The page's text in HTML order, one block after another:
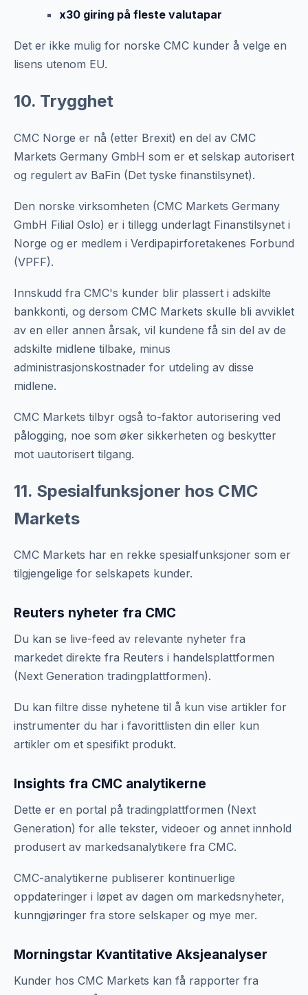
x30 giring på fleste valutapar
Det er ikke mulig for norske CMC kunder å velge en
lisens utenom EU.
10. Trygghet
CMC Norge er nå (etter Brexit) en del av CMC
Markets Germany GmbH som er et selskap autorisert
og regulert av BaFin (Det tyske finanstilsynet).
Den norske virksomheten (CMC Markets Germany
GmbH Filial Oslo) er i tillegg underlagt Finanstilsynet i
Norge og er medlem i Verdipapirforetakenes Forbund
(VPFF).
Innskudd fra CMC's kunder blir plassert i adskilte
bankkonti, og dersom CMC Markets skulle bli avviklet
av en eller annen årsak, vil kundene få sin del av de
adskilte midlene tilbake, minus
administrasjonskostnader for utdeling av disse
midlene.
CMC Markets tilbyr også to-faktor autorisering ved
pålogging, noe som øker sikkerheten og beskytter
mot uautorisert tilgang.
11. Spesialfunksjoner hos CMC
Markets
CMC Markets har en rekke spesialfunksjoner som er
tilgjengelige for selskapets kunder.
Reuters nyheter fra CMC
Du kan se live-feed av relevante nyheter fra
markedet direkte fra Reuters i handelsplattformen
(Next Generation tradingplattformen).
Du kan filtre disse nyhetene til å kun vise artikler for
instrumenter du har i favorittlisten din eller kun
artikler om et spesifikt produkt.
Insights fra CMC analytikerne
Dette er en portal på tradingplattformen (Next
Generation) for alle tekster, videoer og annet innhold
produsert av markedsanalytikere fra CMC.
CMC-analytikerne publiserer kontinuerlige
oppdateringer i løpet av dagen om markedsnyheter,
kunngjøringer fra store selskaper og mye mer.
Morningstar Kvantitative Aksjeanalyser
Kunder hos CMC Markets kan få rapporter fra